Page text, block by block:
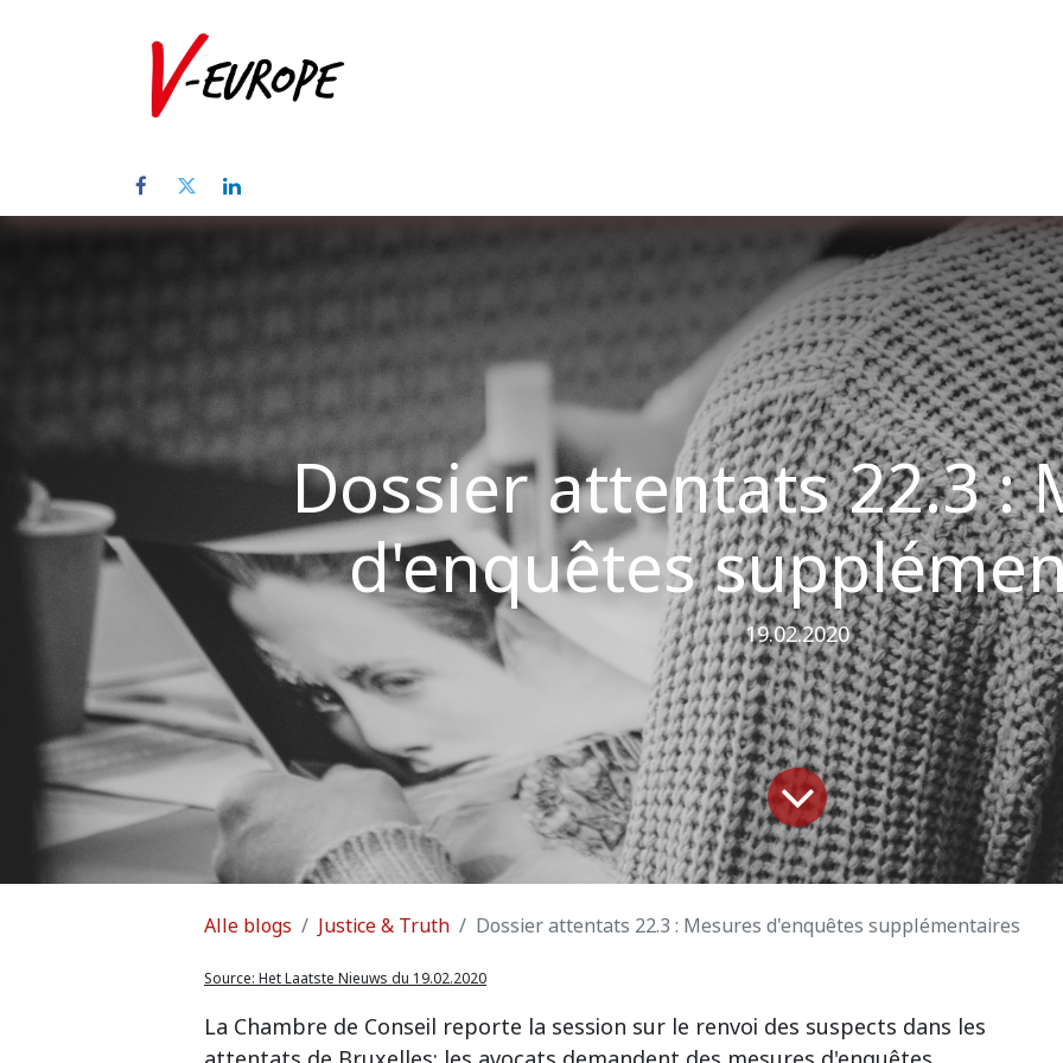
Dossier attentats 22.3 :
d'enquêtes
19.02.2020
Alle blogs Justice & Truth Dossier attentats 22.3 : Mesures d'enquêtes supplémentaires
Source: Het Laatste Nieuws du 19.02.2020
La Chambre de Conseil reporte la session sur le renvoi des suspects dans les